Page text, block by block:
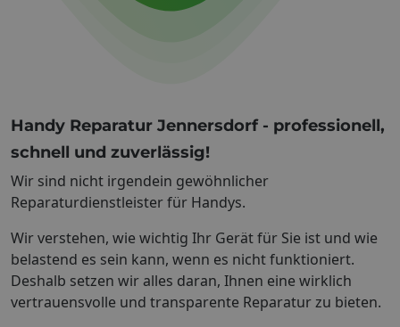
Handy Reparatur Jennersdorf - professionell,
schnell und zuverlässig!
Wir sind nicht irgendein gewöhnlicher
Reparaturdienstleister für Handys.
Wir verstehen, wie wichtig Ihr Gerät für Sie ist und wie
belastend es sein kann, wenn es nicht funktioniert.
Deshalb setzen wir alles daran, Ihnen eine wirklich
vertrauensvolle und transparente Reparatur zu bieten.